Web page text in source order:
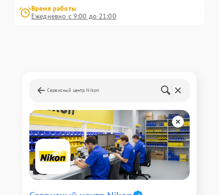
Время работы
Ежедневно с 9:00 до 21:00
Сервисный центр Nikon